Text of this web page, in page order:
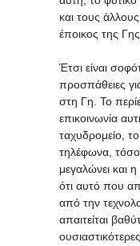
και τους
έποικος της Γης.
Έτσι είναι
προσπάθειες
στη Γη. Το
επικοινωνία
ταχυδρομείο, το
τηλέφωνα,
μεγαλώνει και
ότι αυτό που
από την
απαιτείται